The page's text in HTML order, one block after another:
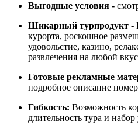
Выгодные условия -
Шикарный турпродукт -
курорта, роскошное
удовольстие, казино,
развлечения на любой
Готовые рекламные
подробное описание
Гибкость: Возможность
длительность тура и